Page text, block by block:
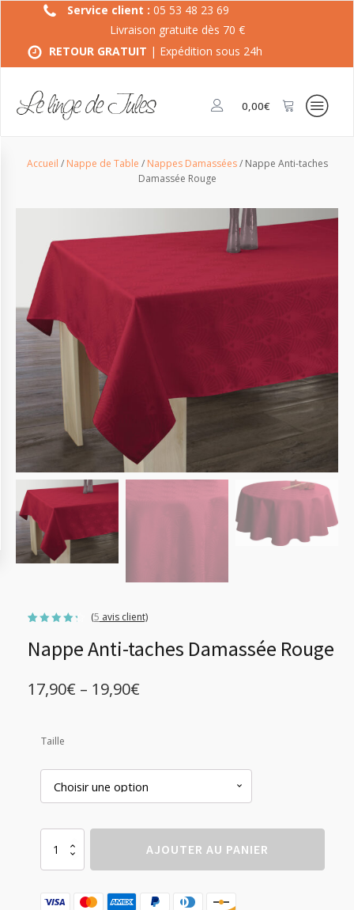
Service client : 05 53 48 23 69
Livraison gratuite dès 70 €
RETOUR GRATUIT | Expédition sous 24h
0,00€
Accueil / Nappe de Table / Nappes Damassées/ Nappe Anti-taches
Damassée Rouge
4.20
sur 5
basé
client
(5 avis client)
Nappe Anti-taches Damassée Rouge
17,90€ – 19,90€
Plage
prix :
17,90€
19,90€
Taille
quantité
Nappe
taches
AJOUTER AU PANIER